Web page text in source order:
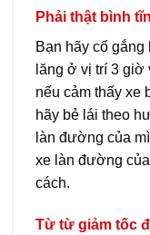
Phải thật bình
Bạn hãy cố
lăng ở vị trí 3 giờ
nếu cảm thấy xe
hãy bẻ lái theo
làn đường của
xe làn đường
cách.
Từ từ giảm tốc